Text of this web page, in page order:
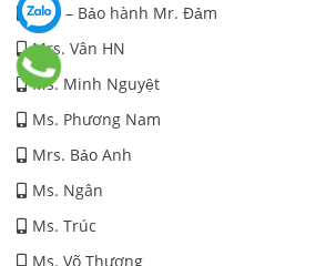
Kho – Bảo hành Mr. Đảm
Mrs. Vân HN
Ms. Minh Nguyệt
Ms. Phương Nam
Mrs. Bảo Anh
Ms. Ngân
Ms. Trúc
Ms. Võ Thương